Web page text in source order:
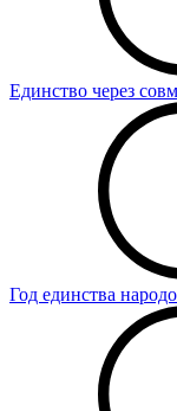
Единство через
Год единства